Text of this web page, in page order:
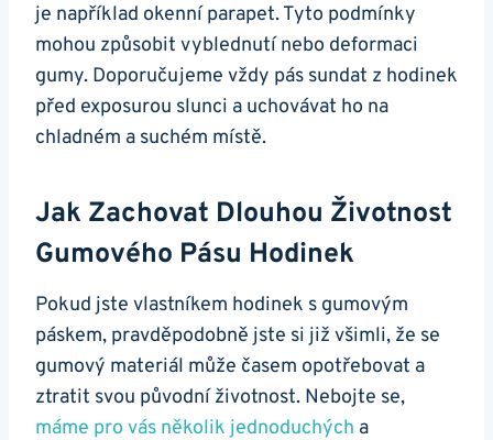
je ⁤například​ okenní parapet. ‌Tyto ‌podmínky
mohou způsobit vyblednutí nebo deformaci
gumy. Doporučujeme ⁤vždy pás sundat z hodinek
před exposurou slunci a‍ uchovávat ho na‌
chladném​ a ‌suchém ⁤místě.
Jak​ Zachovat Dlouhou Životnost
Gumového Pásu Hodinek
Pokud jste vlastníkem hodinek s‍ gumovým
páskem, pravděpodobně‍ jste si již všimli, ​že se
‌gumový materiál může časem opotřebovat a
ztratit svou původní⁢ životnost. Nebojte se,
máme pro vás několik ⁣jednoduchých a